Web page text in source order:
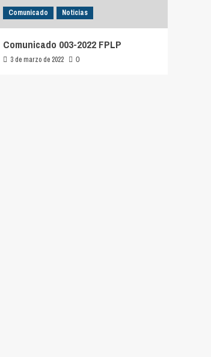
Comunicado Noticias
Comunicado 003-2022 FPLP
3 de marzo de 2022 0